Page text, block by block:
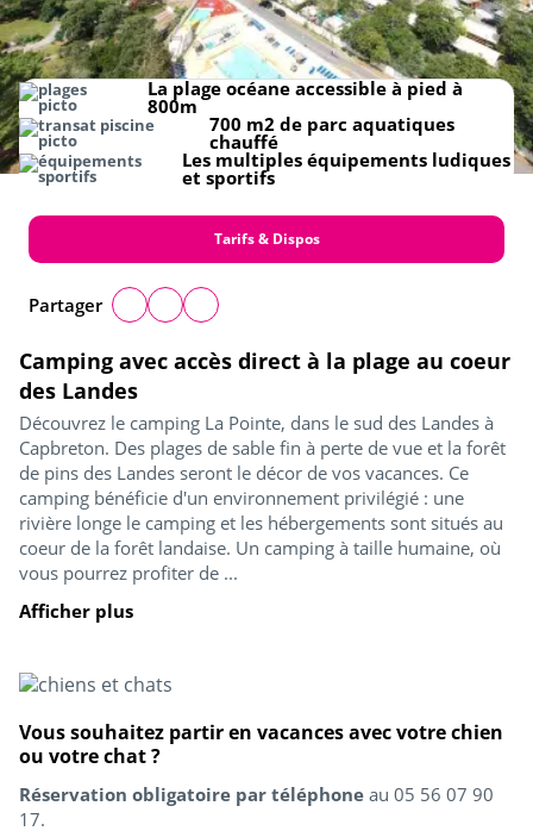
Camping avec accès direct à la plage au coeur
des Landes
Découvrez le camping La Pointe, dans le sud des Landes à
Capbreton. Des plages de sable fin à perte de vue et la forêt
de pins des Landes seront le décor de vos vacances. Ce
camping bénéficie d'un environnement privilégié : une
rivière longe le camping et les hébergements sont situés au
coeur de la forêt landaise. Un camping à taille humaine, où
vous pourrez profiter de ...
Afficher plus
La plage océane accessible à pied à
800m
700 m2 de parc aquatiques
chauffé
Les multiples équipements ludiques
et sportifs
Tarifs & Dispos
Partager
Vous souhaitez partir en vacances avec votre chien
ou votre chat ?
Réservation obligatoire par téléphone au 05 56 07 90
17.